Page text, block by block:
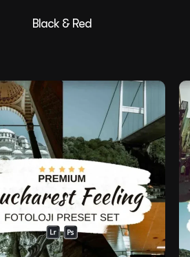
Black & Red